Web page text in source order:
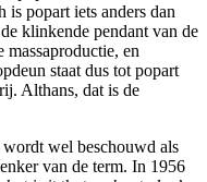
is popart iets anders dan
klinkende pendant van de
en
staat dus tot popart
Althans, dat is de
wel beschouwd als
van de term. In 1956